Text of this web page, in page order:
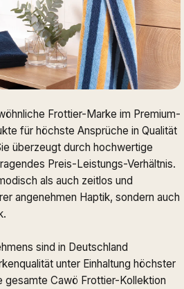
Frottier-Marke im Premium-
für höchste Ansprüche in Qualität
überzeugt durch hochwertige
Preis-Leistungs-Verhältnis.
als auch zeitlos und
angenehmen Haptik, sondern auch
sind in Deutschland
unter Einhaltung höchster
gesamte Cawö Frottier-Kollektion